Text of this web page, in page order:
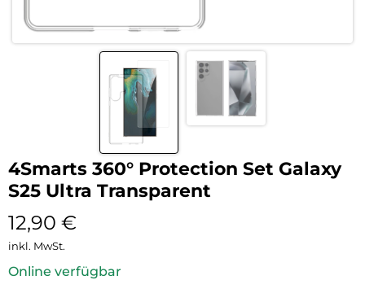
4Smarts 360° Protection Set Galaxy
S25 Ultra Transparent
12,90 €
inkl. MwSt.
Online verfügbar